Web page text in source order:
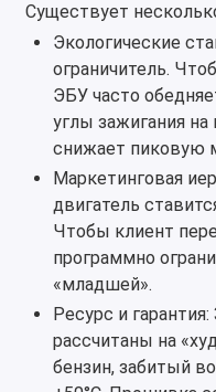
Существует
Экологические
ограничитель.
ЭБУ часто
углы зажигания на
снижает пиковую
Маркетинговая
двигатель
Чтобы клиент
программно
«младшей».
Ресурс и
рассчитаны на
бензин, забитый